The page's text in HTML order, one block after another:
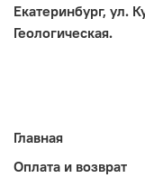
Екатеринбург, ул.
Геологическая.
Главная
Оплата и возврат